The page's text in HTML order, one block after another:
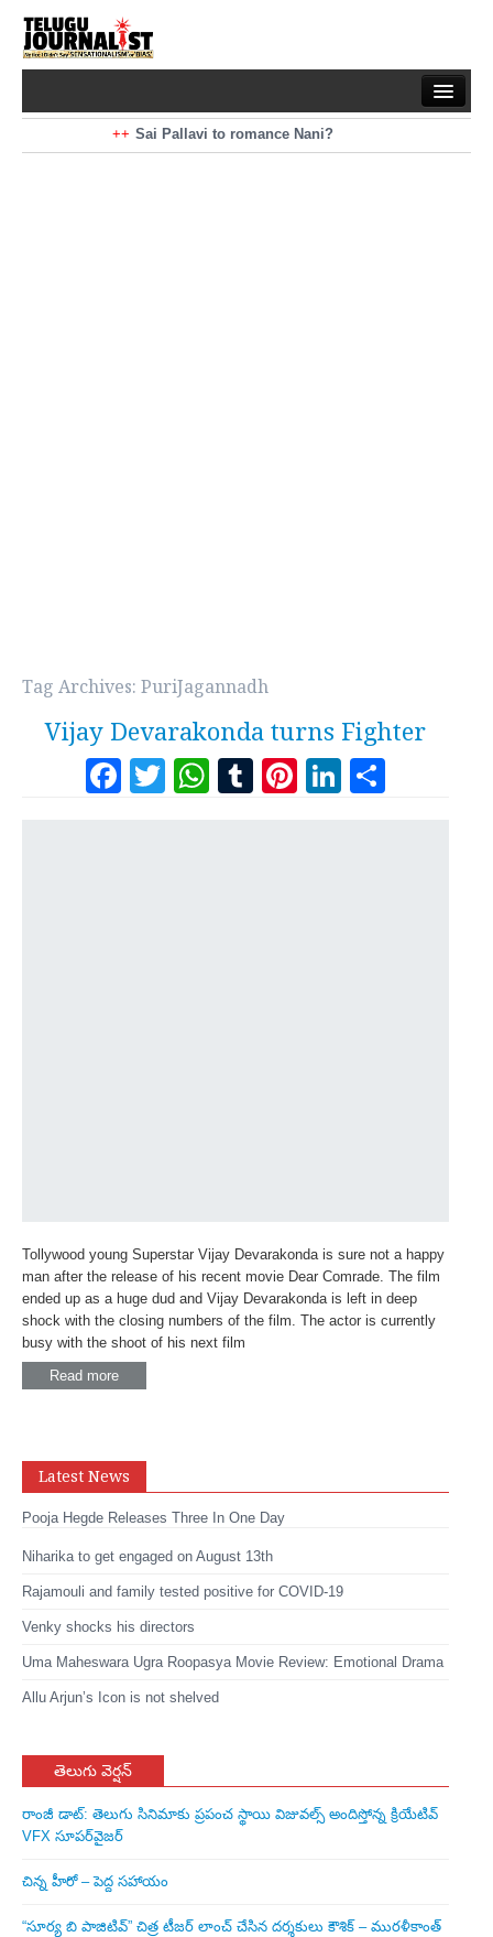
Sai Pallavi to romance Nani?
Kiara Advani to romance Pawan Kalyan
Tag Archives: PuriJagannadh
Vijay Devarakonda turns Fighter
Facebook
Twitter
WhatsApp
Tumblr
Pinterest
Tollywood young Superstar Vijay Devarakonda is sure not a happy
man after the release of his recent movie Dear Comrade. The film
ended up as a huge dud and Vijay Devarakonda is left in deep
shock with the closing numbers of the film. The actor is currently
busy with the shoot of his next film
Read more
Latest News
Pooja Hegde Releases Three In One Day
Niharika to get engaged on August 13th
Rajamouli and family tested positive for COVID-19
Venky shocks his directors
Uma Maheswara Ugra Roopasya Movie Review: Emotional Drama
Allu Arjun’s Icon is not shelved
తెలుగు వెర్షన్
రాంజీ డాట్: తెలుగు సినిమాకు ప్రపంచ స్థాయి విజువల్స్ అందిస్తోన్న క్రియేటివ్
VFX సూపర్‌వైజర్
చిన్న హీరో – పెద్ద సహాయం
“సూర్య బి పాజిటివ్” చిత్ర టీజర్ లాంచ్ చేసిన‌ దర్శకులు కౌశిక్ – మురళీకాంత్